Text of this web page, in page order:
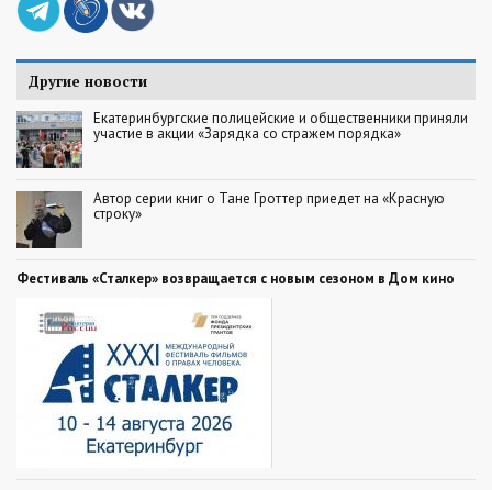
Другие новости
Екатеринбургские полицейские и общественники приняли
участие в акции «Зарядка со стражем порядка»
Автор серии книг о Тане Гроттер приедет на «Красную
строку»
Фестиваль «Сталкер» возвращается с новым сезоном в Дом кино